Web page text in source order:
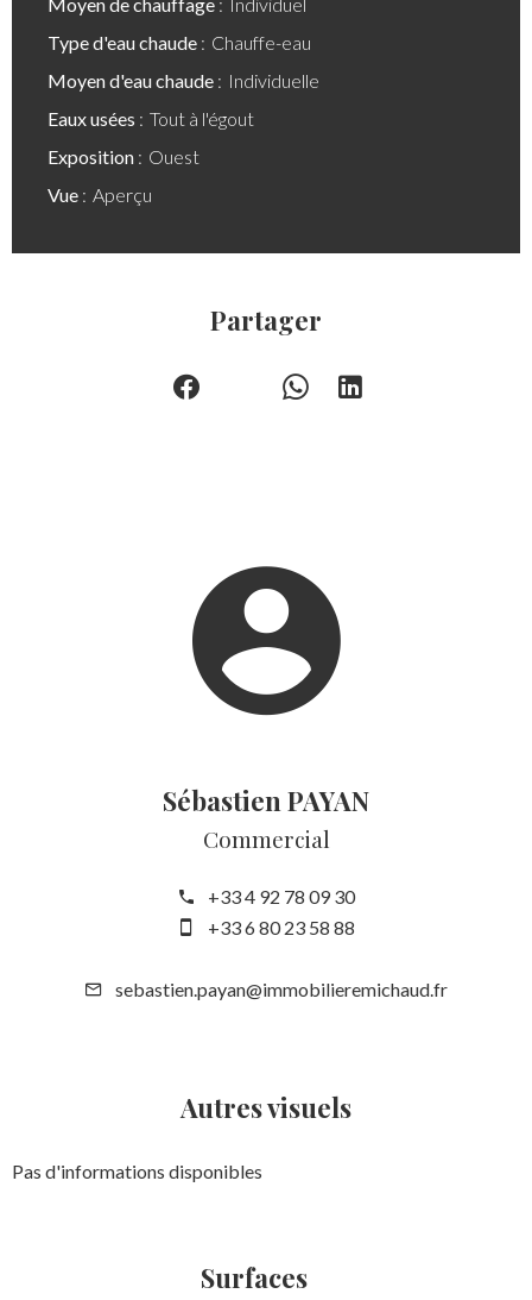
Type d'eau chaude
Chauffe-eau
Moyen d'eau chaude
Individuelle
Eaux usées
Tout à l'égout
Exposition
Ouest
Vue
Aperçu
Partager
Sébastien PAYAN
Commercial
+33 4 92 78 09 30
+33 6 80 23 58 88
sebastien.payan@immobilieremichaud.fr
Autres visuels
Pas d'informations disponibles
Surfaces